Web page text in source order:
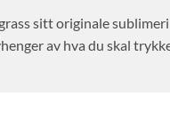
sitt originale
av hva du skal